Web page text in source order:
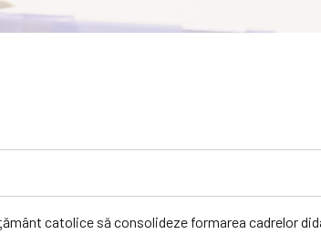
catolice să consolideze formarea cadrelor